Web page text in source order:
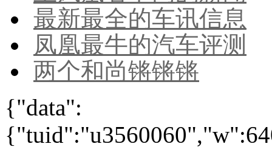
最新最全的车讯信息
凤凰最牛的汽车评测
两个和尚锵锵锵
{"data":